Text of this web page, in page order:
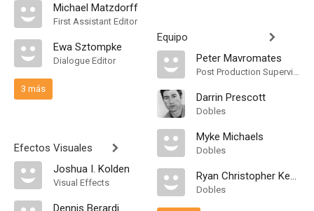
Michael Matzdorff
First Assistant Editor
Ewa Sztompke
Dialogue Editor
3 más
Efectos Visuales
Joshua I. Kolden
Visual Effects
Dennis Berardi
Equipo
Peter Mavromates
Post Production Supervisor
Darrin Prescott
Dobles
Myke Michaels
Dobles
Ryan Christopher Keys
Dobles